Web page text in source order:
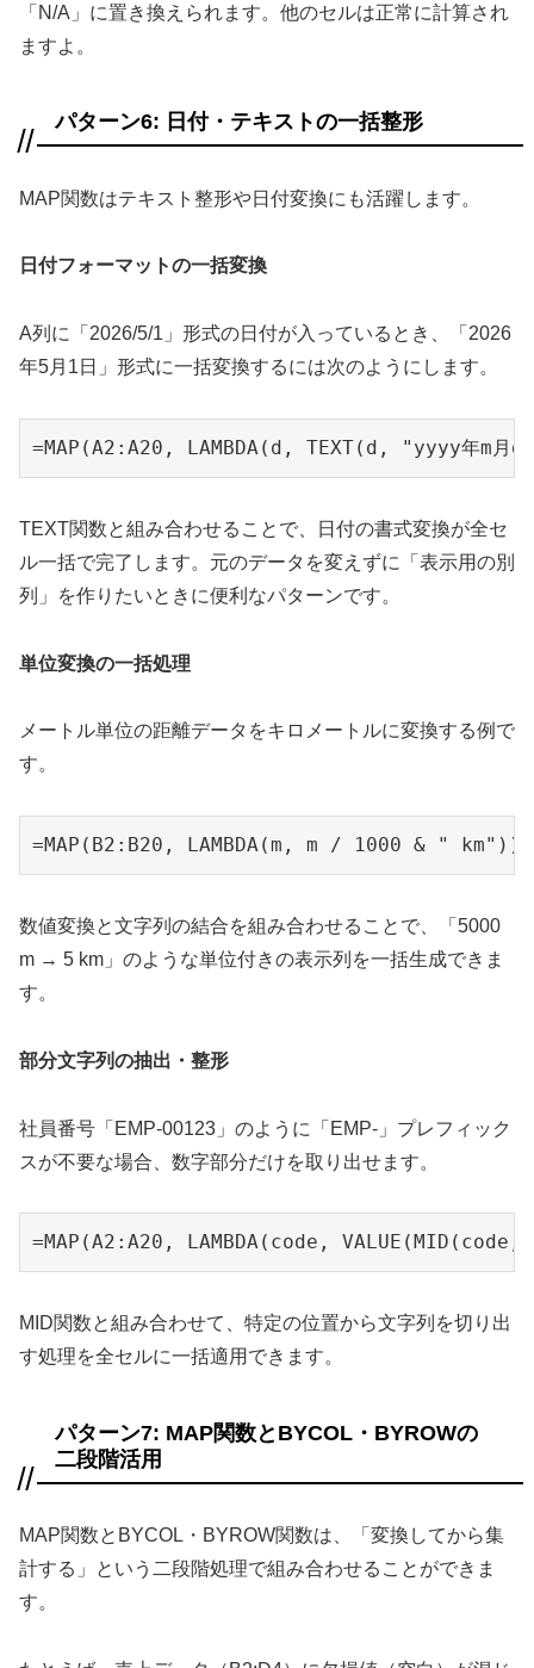
「N/A」に置き換えられます。他のセルは正常に計算され
ますよ。
パターン6: 日付・テキストの一括整形
MAP関数はテキスト整形や日付変換にも活躍します。
日付フォーマットの一括変換
A列に「2026/5/1」形式の日付が入っているとき、「2026
年5月1日」形式に一括変換するには次のようにします。
=MAP(A2:A20, LAMBDA(d, TEXT(d, "yyyy年m月
TEXT関数と組み合わせることで、日付の書式変換が全セ
ル一括で完了します。元のデータを変えずに「表示用の別
列」を作りたいときに便利なパターンです。
単位変換の一括処理
メートル単位の距離データをキロメートルに変換する例で
す。
=MAP(B2:B20, LAMBDA(m, m / 1000 & " km"))
数値変換と文字列の結合を組み合わせることで、「5000
m → 5 km」のような単位付きの表示列を一括生成できま
す。
部分文字列の抽出・整形
社員番号「EMP-00123」のように「EMP-」プレフィック
スが不要な場合、数字部分だけを取り出せます。
=MAP(A2:A20, LAMBDA(code,
MID関数と組み合わせて、特定の位置から文字列を切り出
す処理を全セルに一括適用できます。
パターン7: MAP関数とBYCOL・BYROWの
二段階活用
MAP関数とBYCOL・BYROW関数は、「変換してから集
計する」という二段階処理で組み合わせることができま
す。